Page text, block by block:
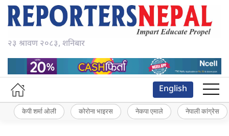
२३ श्रावण २०८३, शनिबार
English
केपी शर्मा ओली कोरोना भाइरस नेकपा एमाले नेपाली कांग्रेस